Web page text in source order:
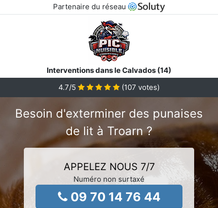
Partenaire du réseau
Interventions dans le Calvados (14)
4.7/5 (107 votes)
Besoin d'exterminer des punaises
de lit à Troarn ?
APPELEZ NOUS 7/7
Numéro non surtaxé
09 70 14 76 44